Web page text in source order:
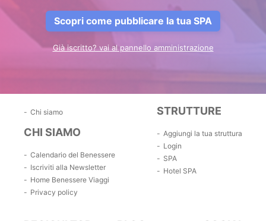
Scopri come pubblicare la tua SPA
Già iscritto? vai al pannello amministrazione
Chi siamo
CHI SIAMO
Calendario del Benessere
Iscriviti alla Newsletter
Home Benessere Viaggi
Privacy policy
STRUTTURE
Aggiungi la tua struttura
Login
SPA
Hotel SPA